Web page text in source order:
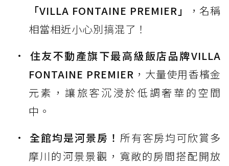
「VILLA FONTAINE PREMIER」
，名稱
相當相近小心別搞混了！
住友不動產旗下最高級飯店品牌VILLA
FONTAINE PREMIER ，大量使用香檳金
元素，讓旅客沉浸於低調奢華的空間
中。
全館均是河景房！ 所有客房均可欣賞多
摩川的河景景觀，寬敞的房間搭配開放